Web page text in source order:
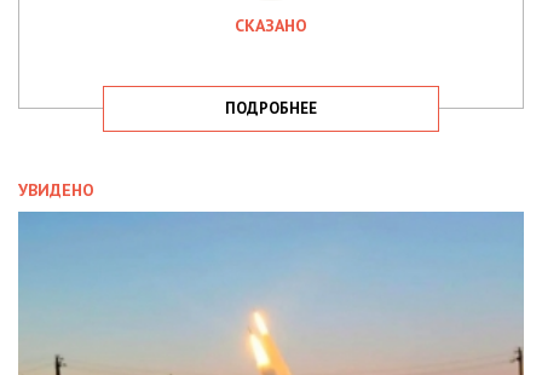
СКАЗАНО
ПОДРОБНЕЕ
УВИДЕНО